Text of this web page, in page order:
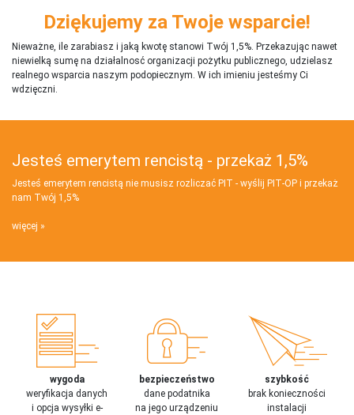
Dziękujemy za Twoje wsparcie!
Nieważne, ile zarabiasz i jaką kwotę stanowi Twój 1,5%. Przekazując nawet
niewielką sumę na działalnosć organizacji pożytku publicznego, udzielasz
realnego wsparcia naszym podopiecznym. W ich imieniu jesteśmy Ci
wdzięczni.
Jesteś emerytem rencistą - przekaż 1,5%
Jesteś emerytem rencistą nie musisz rozliczać PIT - wyślij PIT‑OP i przekaż
nam Twój 1,5%
więcej
wygoda
weryfikacja danych
i opcja wysyłki e-
bezpieczeństwo
dane podatnika
na jego urządzeniu
szybkość
brak konieczności
instalacji